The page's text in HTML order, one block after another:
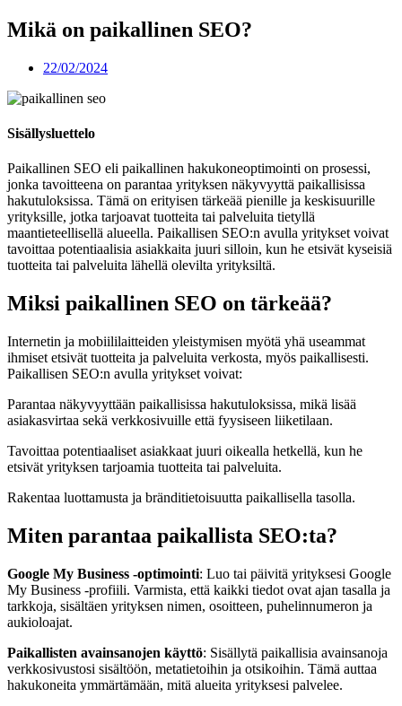
Mikä on paikallinen SEO?
22/02/2024
Sisällysluettelo
Paikallinen SEO eli paikallinen hakukoneoptimointi on prosessi,
jonka tavoitteena on parantaa yrityksen näkyvyyttä paikallisissa
hakutuloksissa. Tämä on erityisen tärkeää pienille ja keskisuurille
yrityksille, jotka tarjoavat tuotteita tai palveluita tietyllä
maantieteellisellä alueella. Paikallisen SEO:n avulla yritykset voivat
tavoittaa potentiaalisia asiakkaita juuri silloin, kun he etsivät kyseisiä
tuotteita tai palveluita lähellä olevilta yrityksiltä.
Miksi paikallinen SEO on tärkeää?
Internetin ja mobiililaitteiden yleistymisen myötä yhä useammat
ihmiset etsivät tuotteita ja palveluita verkosta, myös paikallisesti.
Paikallisen SEO:n avulla yritykset voivat:
Parantaa näkyvyyttään paikallisissa hakutuloksissa, mikä lisää
asiakasvirtaa sekä verkkosivuille että fyysiseen liiketilaan.
Tavoittaa potentiaaliset asiakkaat juuri oikealla hetkellä, kun he
etsivät yrityksen tarjoamia tuotteita tai palveluita.
Rakentaa luottamusta ja bränditietoisuutta paikallisella tasolla.
Miten parantaa paikallista SEO:ta?
Google My Business -optimointi: Luo tai päivitä yrityksesi Google
My Business -profiili. Varmista, että kaikki tiedot ovat ajan tasalla ja
tarkkoja, sisältäen yrityksen nimen, osoitteen, puhelinnumeron ja
aukioloajat.
Paikallisten avainsanojen käyttö: Sisällytä paikallisia avainsanoja
verkkosivustosi sisältöön, metatietoihin ja otsikoihin. Tämä auttaa
hakukoneita ymmärtämään, mitä alueita yrityksesi palvelee.